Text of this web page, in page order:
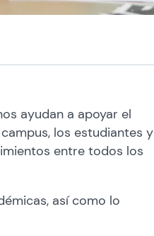
ayudan a apoyar el
los estudiantes y
entre todos los
así como lo